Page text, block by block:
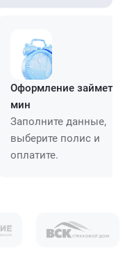
Оформление займет
мин
Заполните данные,
выберите полис и
оплатите.